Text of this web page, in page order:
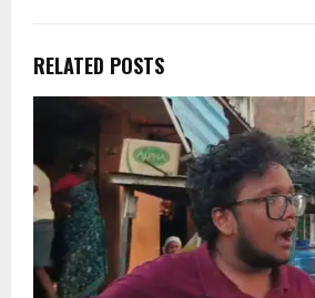
RELATED POSTS